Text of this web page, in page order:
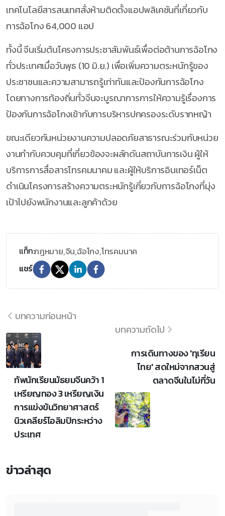
เทคโนโลยีสารสนเทศสั่งห้ามติดตั้งแอปพลิเคชันที่เกี่ยวกับ
การฉ้อโกง 64,000 แอป
ทั้งนี้ จีนเริ่มต้นโครงการประชาสัมพันธ์เพื่อต่อต้านการฉ้อโกง
ทั่วประเทศเมื่อวันพุธ (10 มิ.ย.) เพื่อเพิ่มความตระหนักรู้ของ
ประชาชนและความสามารถรู้เท่าทันและป้องกันการฉ้อโกง
โดยทางการท้องถิ่นทั่วจีนจะบูรณาการการให้ความรู้เรื่องการ
ป้องกันการฉ้อโกงเข้ากับการบริหารปกครองระดับรากหญ้า
ขณะเดียวกันหน่วยงานความปลอดภัยสาธารณะร่วมกับหน่วย
งานกำกับควบคุมที่เกี่ยวข้องจะผลักดันสถาบันการเงิน ผู้ให้
บริการการสื่อสารโทรคมนาคม และผู้ให้บริการอินเทอร์เน็ต
ดำเนินโครงการสร้างความตระหนักรู้เกี่ยวกับการฉ้อโกงที่มุ่ง
เป้าไปยังพนักงานและลูกค้าด้วย
แท็ก:กฎหมาย,จีน,ฉ้อโกง,โทรคมนาค
แชร์
บทความก่อนหน้า
ทัพนักเรียนมัธยมจีนคว้า 1
เหรียญทอง 3 เหรียญเงิน
การแข่งขันวิทยาศาสตร์
นิวเคลียร์โอลิมปิกระหว่าง
ประเทศ
บทความถัดไป
การเดินทางของ 'ทุเรียน
ไทย' สดใหม่จากสวนสู่
ตลาดจีนในไม่กี่วัน
ข่าวล่าสุด